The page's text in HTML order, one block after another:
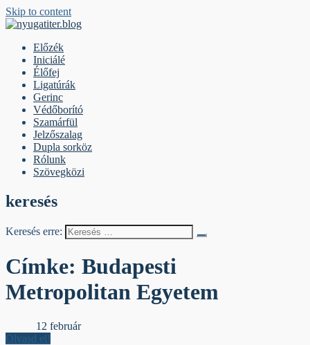
Skip to content
Előzék
Iniciálé
Élőfej
Ligatúrák
Gerinc
Védőborító
Szamárfül
Jelzőszalag
Dupla sorköz
Rólunk
Szövegközi
keresés
Keresés erre:
Címke: Budapesti
Metropolitan Egyetem
12 február
Olvasd el!